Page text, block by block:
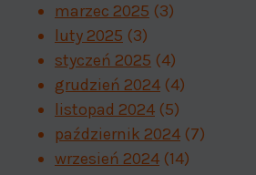
marzec 2025 (3)
luty 2025 (3)
styczeń 2025 (4)
grudzień 2024 (4)
listopad 2024 (5)
październik 2024 (7)
wrzesień 2024 (14)